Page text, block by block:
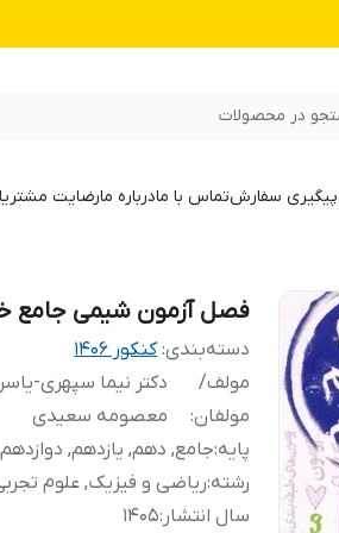
در محصولات
پیگیری سفارشتماس با مادرباره مارضایت
فصل آزمون شیمی جامع
دسته‌بندی:کنکور 140۶
مولف/
مولفان:
دکتر نیما سپهری-
معصومه سعیدی
پایه:جامع, دهم, یازدهم, دوازدهم
رشته:ریاضی و فیزیک, علوم
سال انتشار :
1405